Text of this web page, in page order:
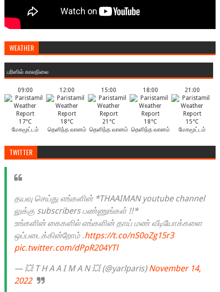
WEATHER
பரிஸில் காலநிலை
09:00
17°C
மேகமூட்டம்
12:00
18°C
தெளிந்த வானம்
15:00
21°C
தெளிந்த வானம்
18:00
18°C
தெளிந்த வானம்
21:00
15°C
மேகமூட்டம்
TWITTER
தயவு செய்து எங்களின் *THAAIMAN youtube channel
லுக்கு subscribers பண்ணுங்கள் !!*
உங்களின் கைகளில் எங்களின் தாய் மண் வீடியோக்களை
ஒப்படைக்கின்றோம் .https://t.co/nS0oZg15r3
pic.twitter.com/dPpR204YTl
— 💥 T H A A I M A N 💥 (@yarlparis) November 14,
2022